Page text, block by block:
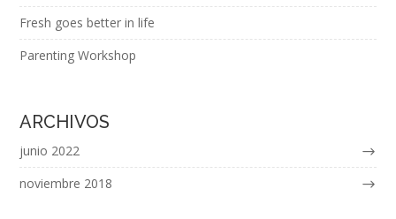
Fresh goes better in life
Parenting Workshop
ARCHIVOS
junio 2022
noviembre 2018